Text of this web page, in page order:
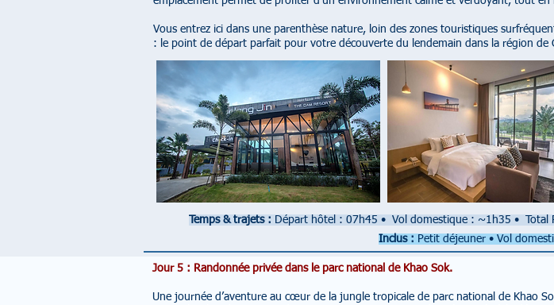
Vous entrez ici dans une parenthèse nature, loin des zones touristiques
: le point de départ parfait pour votre découverte du lendemain dans la région de
Temps & trajets : Départ hôtel : 07h45 •Vol domestique : ~1h35 •
Inclus : Petit déjeuner • Vol
Jour 5 : Randonnée privée dans le parc national de Khao Sok.
Une journée d’aventure au cœur de la jungle tropicale de parc national de Khao